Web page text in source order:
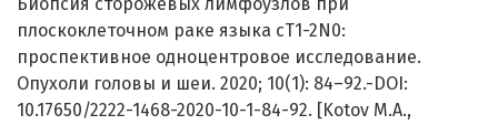
Биопсия сторожевых лимфоузлов при
плоскоклеточном раке языка cT1-2N0:
проспективное одноцентровое исследование.
Опухоли головы и шеи. 2020; 10(1): 84–92.-DOI:
10.17650/2222-1468-2020-10-1-84-92. [Kotov M.A.,